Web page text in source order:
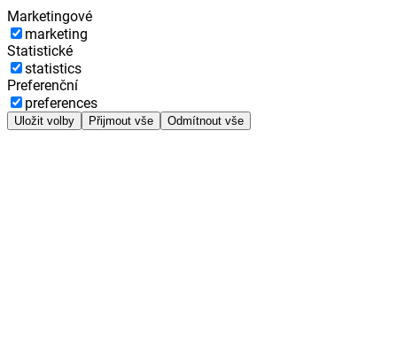
Marketingové
marketing
Statistické
statistics
Preferenční
preferences
Uložit volby Přijmout vše Odmítnout vše